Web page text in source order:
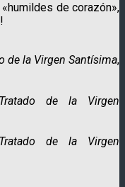
de corazón»,
de la Virgen Santísima,
Tratado de la Virgen
Tratado de la Virgen